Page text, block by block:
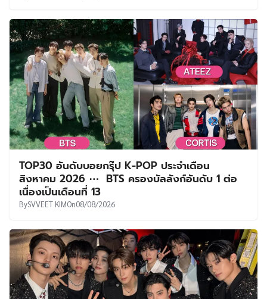
TOP30 อันดับบอยกรุ๊ป K-POP ประจำเดือน
สิงหาคม 2026 ⋯ BTS ครองบัลลังก์อันดับ 1 ต่อ
เนื่องเป็นเดือนที่ 13
BySVVEET KIMOn08/08/2026